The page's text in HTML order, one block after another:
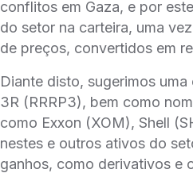
conflitos em Gaza, e por
do setor na carteira, uma
de preços, convertidos em
Diante disto, sugerimos
3R (RRRP3), bem como
como Exxon (XOM), Shell
nestes e outros ativos do
ganhos, como derivativos e